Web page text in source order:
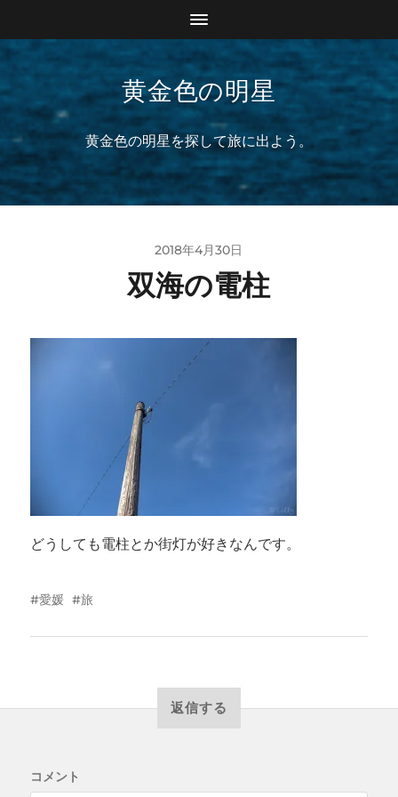
黄金色の明星
黄金色の明星を探して旅に出よう。
2018年4月30日
双海の電柱
どうしても電柱とか街灯が好きなんです。
愛媛 旅
返信する
コメント